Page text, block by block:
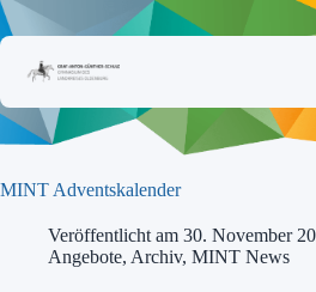
Zum
Inhalt
MINT Adventskalender
Veröffentlicht am 30. November
Angebote, Archiv, MINT News